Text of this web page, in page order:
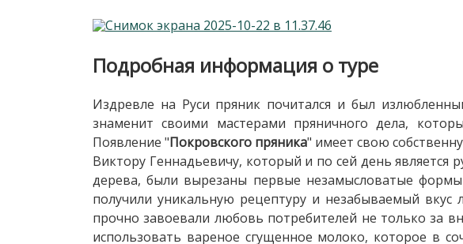
Подробная информация о туре
Издревле на Руси пряник почитался и был
знаменит своими мастерами пряничного дела,
Появление "Покровского пряника" имеет свою
Виктору Геннадьевичу, который и по сей день является
дерева, были вырезаны первые незамысловатые
получили уникальную рецептуру и незабываемый
прочно завоевали любовь потребителей не только за
использовать вареное сгущенное молоко, которое в